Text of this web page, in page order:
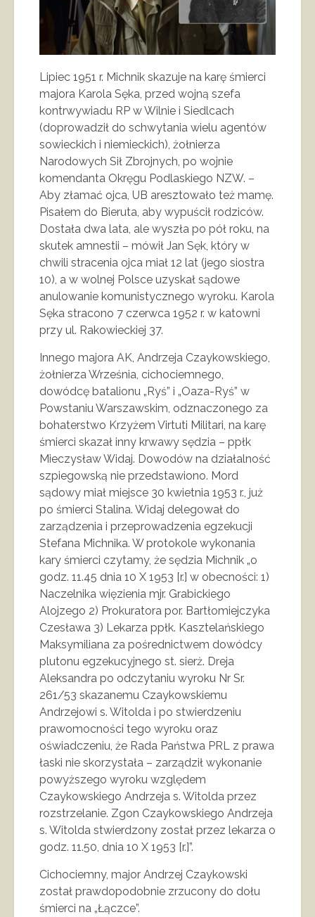
Lipiec 1951 r. Michnik skazuje na karę śmierci
majora Karola Sęka, przed wojną szefa
kontrwywiadu RP w Wilnie i Siedlcach
(doprowadził do schwytania wielu agentów
sowieckich i niemieckich), żołnierza
Narodowych Sił Zbrojnych, po wojnie
komendanta Okręgu Podlaskiego NZW. –
Aby złamać ojca, UB aresztowało też mamę.
Pisałem do Bieruta, aby wypuścił rodziców.
Dostała dwa lata, ale wyszła po pół roku, na
skutek amnestii – mówił Jan Sęk, który w
chwili stracenia ojca miał 12 lat (jego siostra
10), a w wolnej Polsce uzyskał sądowe
anulowanie komunistycznego wyroku. Karola
Sęka stracono 7 czerwca 1952 r. w katowni
przy ul. Rakowieckiej 37.
Innego majora AK, Andrzeja Czaykowskiego,
żołnierza Września, cichociemnego,
dowódcę batalionu „Ryś” i „Oaza-Ryś” w
Powstaniu Warszawskim, odznaczonego za
bohaterstwo Krzyżem Virtuti Militari, na karę
śmierci skazał inny krwawy sędzia – ppłk
Mieczysław Widaj. Dowodów na działalność
szpiegowską nie przedstawiono. Mord
sądowy miał miejsce 30 kwietnia 1953 r., już
po śmierci Stalina. Widaj delegował do
zarządzenia i przeprowadzenia egzekucji
Stefana Michnika. W protokole wykonania
kary śmierci czytamy, że sędzia Michnik „o
godz. 11.45 dnia 10 X 1953 [r.] w obecności: 1)
Naczelnika więzienia mjr. Grabickiego
Alojzego 2) Prokuratora por. Bartłomiejczyka
Czesława 3) Lekarza ppłk. Kasztelańskiego
Maksymiliana za pośrednictwem dowódcy
plutonu egzekucyjnego st. sierż. Dreja
Aleksandra po odczytaniu wyroku Nr Sr.
261/53 skazanemu Czaykowskiemu
Andrzejowi s. Witolda i po stwierdzeniu
prawomocności tego wyroku oraz
oświadczeniu, że Rada Państwa PRL z prawa
łaski nie skorzystała – zarządził wykonanie
powyższego wyroku względem
Czaykowskiego Andrzeja s. Witolda przez
rozstrzelanie. Zgon Czaykowskiego Andrzeja
s. Witolda stwierdzony został przez lekarza o
godz. 11.50, dnia 10 X 1953 [r.]”.
Cichociemny, major Andrzej Czaykowski
został prawdopodobnie zrzucony do dołu
śmierci na „Łączce”.